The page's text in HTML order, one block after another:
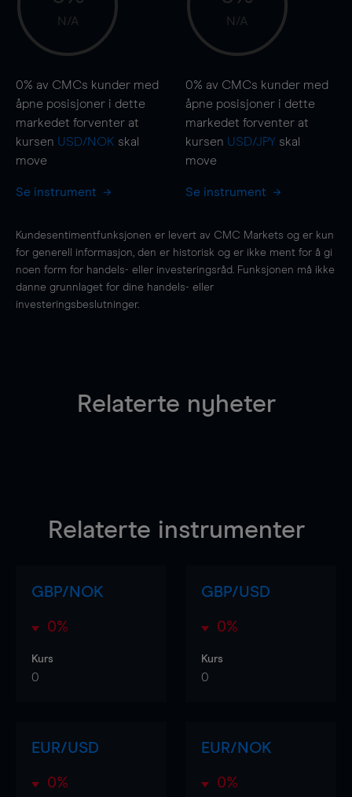
N/A
0% av CMCs kunder med
åpne posisjoner i dette
markedet forventer at
kursen USD/NOK skal
move
Se instrument
N/A
0% av CMCs kunder med
åpne posisjoner i dette
markedet forventer at
kursen USD/JPYskal
move
Se instrument
Kundesentimentfunksjonen er levert av CMC Markets og er kun
for generell informasjon, den er historisk og er ikke ment for å gi
noen form for handels- eller investeringsråd. Funksjonen må ikke
danne grunnlaget for dine handels- eller
investeringsbeslutninger.
Relaterte nyheter
Relaterte instrumenter
GBP/NOK
0%
Kurs
0
GBP/USD
0%
Kurs
0
EUR/USD
0%
EUR/NOK
0%